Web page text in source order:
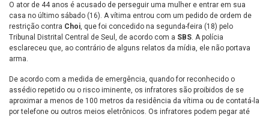
O ator de 44 anos é acusado de perseguir uma mulher e entrar em sua
casa no último sábado (16). A vítima entrou com um pedido de ordem de
restrição contra Choi, que foi concedido na segunda-feira (18) pelo
Tribunal Distrital Central de Seul, de acordo com a SBS. A polícia
esclareceu que, ao contrário de alguns relatos da mídia, ele não portava
arma.
De acordo com a medida de emergência, quando for reconhecido o
assédio repetido ou o risco iminente, os infratores são proibidos de se
aproximar a menos de 100 metros da residência da vítima ou de contatá-la
por telefone ou outros meios eletrônicos. Os infratores podem pegar até